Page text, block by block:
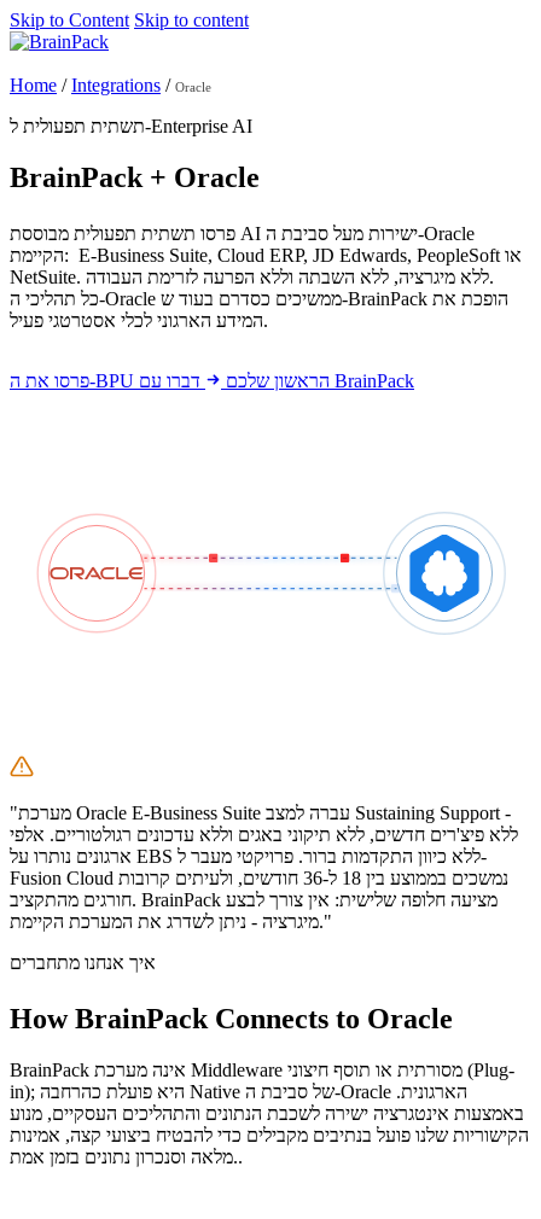
Skip to Content Skip to content
Home / Integrations / Oracle
תשתית תפעולית ל-Enterprise AI
BrainPack + Oracle
פרסו תשתית תפעולית מבוססת AI ישירות מעל סביבת ה-Oracle
הקיימת: E-Business Suite, Cloud ERP, JD Edwards, PeopleSoft או
NetSuite. ללא מיגרציה, ללא השבתה וללא הפרעה לזרימת העבודה.
כל תהליכי ה-Oracle ממשיכים כסדרם בעוד ש-BrainPack הופכת את
המידע הארגוני לכלי אסטרטגי פעיל.
פרסו את ה-BPU הראשון שלכם דברו עם BrainPack
"מערכת Oracle E-Business Suite עברה למצב Sustaining Support -
ללא פיצ'רים חדשים, ללא תיקוני באגים וללא עדכונים רגולטוריים. אלפי
ארגונים נותרו על EBS ללא כיוון התקדמות ברור. פרויקטי מעבר ל-
Fusion Cloud נמשכים בממוצע בין 18 ל-36 חודשים, ולעיתים קרובות
חורגים מהתקציב. BrainPack מציעה חלופה שלישית: אין צורך לבצע
מיגרציה - ניתן לשדרג את המערכת הקיימת."
איך אנחנו מתחברים
How BrainPack Connects to Oracle
BrainPack אינה מערכת Middleware מסורתית או תוסף חיצוני (Plug-
in); היא פועלת כהרחבה Native של סביבת ה-Oracle הארגונית.
באמצעות אינטגרציה ישירה לשכבת הנתונים והתהליכים העסקיים, מנוע
הקישוריות שלנו פועל בנתיבים מקבילים כדי להבטיח ביצועי קצה, אמינות
מלאה וסנכרון נתונים בזמן אמת..